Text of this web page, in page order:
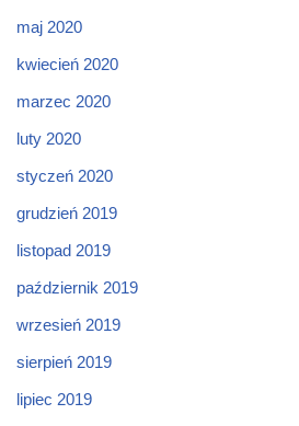
maj 2020
kwiecień 2020
marzec 2020
luty 2020
styczeń 2020
grudzień 2019
listopad 2019
październik 2019
wrzesień 2019
sierpień 2019
lipiec 2019